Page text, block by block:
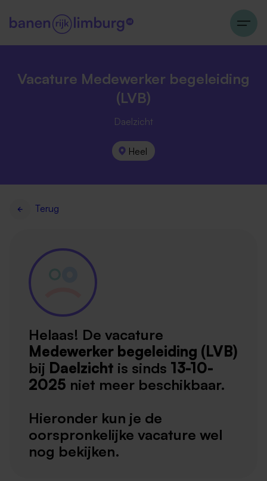
Vacature Medewerker begeleiding
(LVB)
Daelzicht
Heel
Terug
Helaas! De vacature
Medewerker begeleiding (LVB)
bij Daelzicht is sinds 13-10-
2025 niet meer beschikbaar.
Hieronder kun je de
oorspronkelijke vacature wel
nog bekijken.